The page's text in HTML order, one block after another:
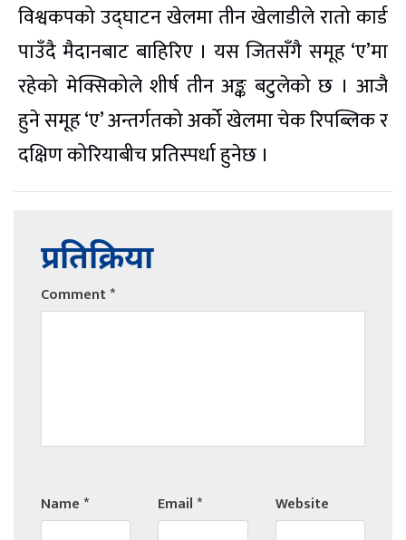
विश्वकपको उद्घाटन खेलमा तीन खेलाडीले रातो कार्ड
पाउँदै मैदानबाट बाहिरिए । यस जितसँगै समूह ‘ए’मा
रहेको मेक्सिकोले शीर्ष तीन अङ्क बटुलेको छ । आजै
हुने समूह ‘ए’ अन्तर्गतको अर्को खेलमा चेक रिपब्लिक र
दक्षिण कोरियाबीच प्रतिस्पर्धा हुनेछ ।
प्रतिक्रिया
Comment*
Name* Email* Website